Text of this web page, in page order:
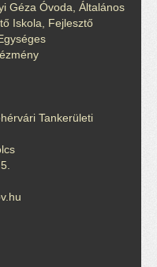
Géza Óvoda, Általános
Iskola, Fejlesztő
Tankerületi